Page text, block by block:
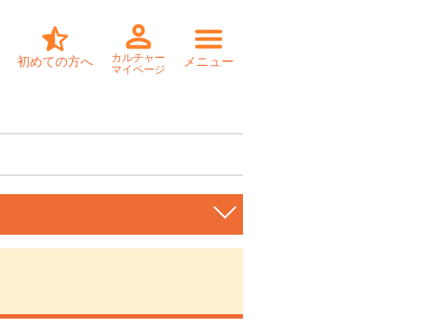
初めての方へ
カルチャー
マイページ
メニュー